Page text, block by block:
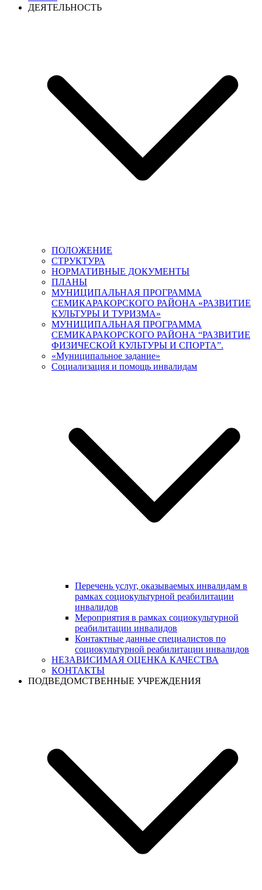
ДЕЯТЕЛЬНОСТЬ
ПОЛОЖЕНИЕ
СТРУКТУРА
НОРМАТИВНЫЕ ДОКУМЕНТЫ
ПЛАНЫ
МУНИЦИПАЛЬНАЯ ПРОГРАММА
СЕМИКАРАКОРСКОГО РАЙОНА «РАЗВИТИЕ
КУЛЬТУРЫ И ТУРИЗМА»
МУНИЦИПАЛЬНАЯ ПРОГРАММА
СЕМИКАРАКОРСКОГО РАЙОНА “РАЗВИТИЕ
ФИЗИЧЕСКОЙ КУЛЬТУРЫ И СПОРТА”.
«Муниципальное задание»
Социализация и помощь инвалидам
Перечень услуг, оказываемых инвалидам в
рамках социокультурной реабилитации
инвалидов
Мероприятия в рамках социокультурной
реабилитации инвалидов
Контактные данные специалистов по
социокультурной реабилитации инвалидов
НЕЗАВИСИМАЯ ОЦЕНКА КАЧЕСТВА
КОНТАКТЫ
ПОДВЕДОМСТВЕННЫЕ УЧРЕЖДЕНИЯ